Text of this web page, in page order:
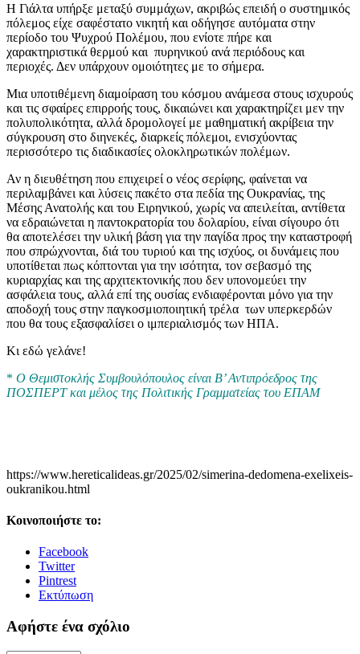
Η Γιάλτα υπήρξε μεταξύ συμμάχων, ακριβώς επειδή ο συστημικός
πόλεμος είχε σαφέστατο νικητή και οδήγησε αυτόματα στην
περίοδο του Ψυχρού Πολέμου, που ενίοτε πήρε και
χαρακτηριστικά θερμού και πυρηνικού ανά περιόδους και
περιοχές. Δεν υπάρχουν ομοιότητες με το σήμερα.
Μια υποτιθέμενη διαμοίραση του κόσμου ανάμεσα στους ισχυρούς
και τις σφαίρες επιρροής τους, δικαιώνει και χαρακτηρίζει μεν την
πολυπολικότητα, αλλά δρομολογεί με μαθηματική ακρίβεια την
σύγκρουση στο διηνεκές, διαρκείς πόλεμοι, ενισχύοντας
περισσότερο τις διαδικασίες ολοκληρωτικών πολέμων.
Αν η διευθέτηση που επιχειρεί ο νέος σερίφης, φαίνεται να
περιλαμβάνει και λύσεις πακέτο στα πεδία της Ουκρανίας, της
Μέσης Ανατολής και του Ειρηνικού, χωρίς να απειλείται, αντίθετα
να εδραιώνεται η παντοκρατορία του δολαρίου, είναι σίγουρο ότι
θα αποτελέσει την υλική βάση για την παγίδα προς την καταστροφή
που σπρώχνονται, διά του τυριού και της ισχύος, οι δυνάμεις που
υποτίθεται πως κόπτονται για την ισότητα, τον σεβασμό της
κυριαρχίας και της αρχιτεκτονικής που δεν υπονομεύει την
ασφάλεια τους, αλλά επί της ουσίας ενδιαφέρονται μόνο για την
αποδοχή τους στην παγκοσμιοποιητική τρέλα των υπερκερδών
που θα τους εξασφαλίσει ο ιμπεριαλισμός των ΗΠΑ.
Κι εδώ γελάνε!
* Ο Θεμιστοκλής Συμβουλόπουλος είναι Β’ Αντιπρόεδρος της
ΠΟΣΠΕΡΤ και μέλος της Πολιτικής Γραμματείας του ΕΠΑΜ
https://www.hereticalideas.gr/2025/02/simerina-dedomena-exelixeis-
oukranikou.html
Κοινοποιήστε το:
Facebook
Twitter
Pintrest
Εκτύπωση
Αφήστε ένα σχόλιο